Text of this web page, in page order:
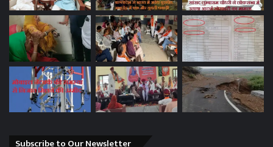
Subscribe to Our Newsletter